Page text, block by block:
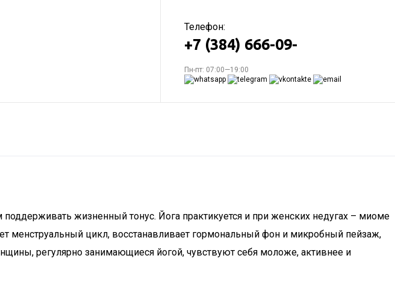
Телефон:
+7 (384) 666-09-
Пн-пт: 07:00—19:00
жизненный тонус. Йога практикуется и при женских недугах – миоме
менструальный цикл, восстанавливает гормональный фон и микробный пейзаж,
регулярно занимающиеся йогой, чувствуют себя моложе, активнее и